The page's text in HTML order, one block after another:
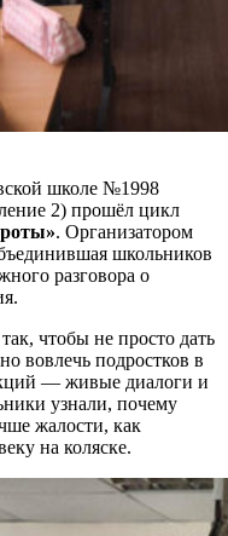
школе №1998
2) прошёл цикл
. Организатором
школьников
разговора о
чтобы не просто дать
вовлечь подростков в
— живые диалоги и
узнали, почему
жалости, как
на коляске.